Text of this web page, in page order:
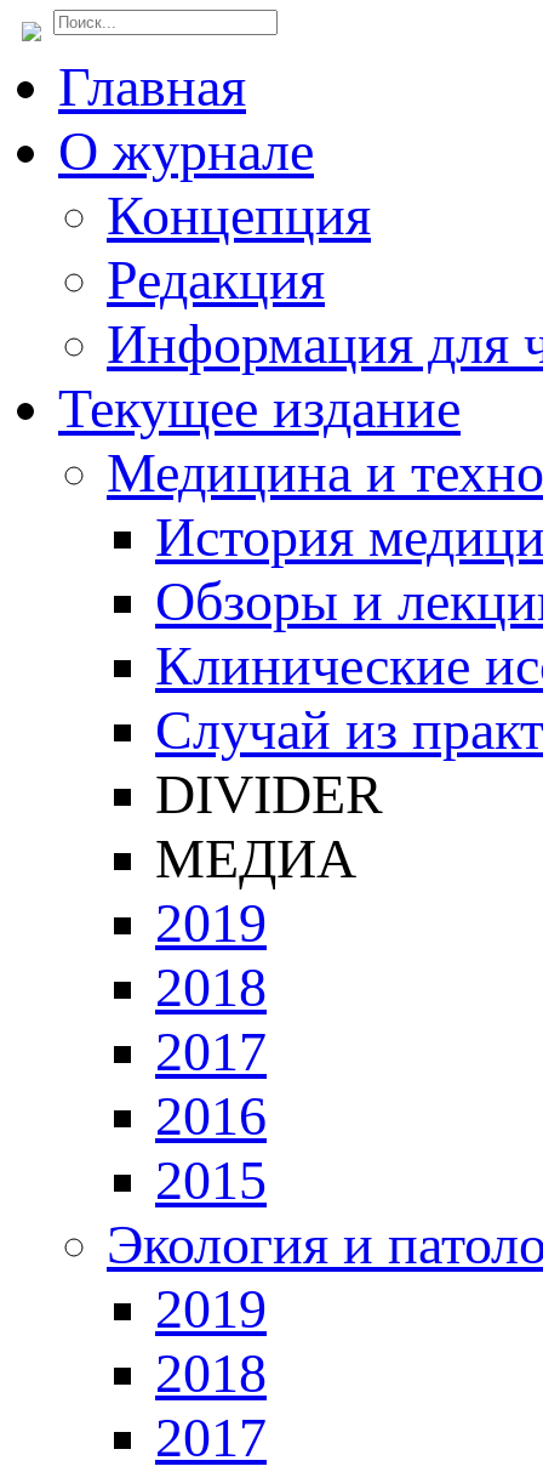
Главная
О журнале
Концепция
Редакция
Информация для
Текущее издание
Медицина и
История
Обзоры и
Клинические
Случай из
DIVIDER
МЕДИА
2019
2018
2017
2016
2015
Экология и
2019
2018
2017